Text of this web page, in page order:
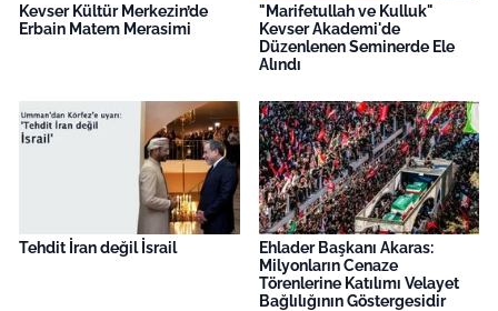
Kevser Kültür Merkezin’de
Erbain Matem Merasimi
"Marifetullah ve Kulluk"
Kevser Akademi'de
Düzenlenen Seminerde Ele
Alındı
Tehdit İran değil İsrail
Ehlader Başkanı Akaras:
Milyonların Cenaze
Törenlerine Katılımı Velayet
Bağlılığının Göstergesidir